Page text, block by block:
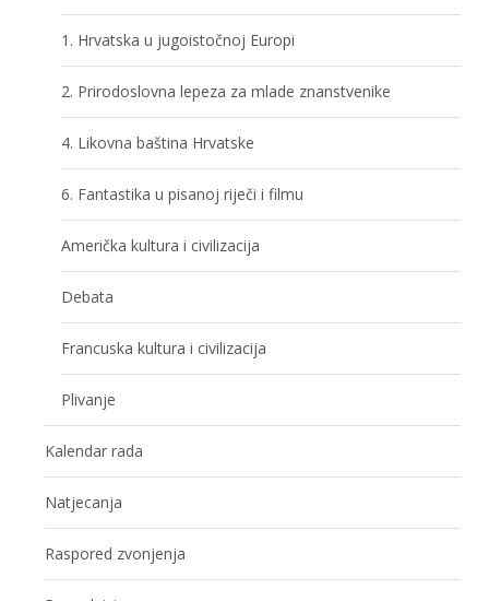
1. Hrvatska u jugoistočnoj Europi
2. Prirodoslovna lepeza za mlade znanstvenike
4. Likovna baština Hrvatske
6. Fantastika u pisanoj riječi i filmu
Američka kultura i civilizacija
Debata
Francuska kultura i civilizacija
Plivanje
Kalendar rada
Natjecanja
Raspored zvonjenja